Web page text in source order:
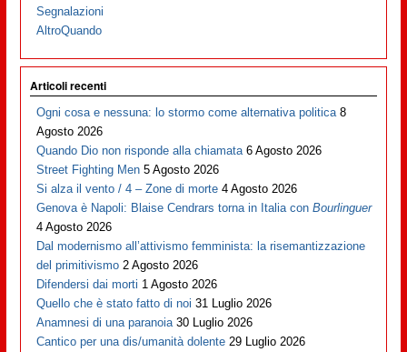
Segnalazioni
AltroQuando
Articoli recenti
Ogni cosa e nessuna: lo stormo come alternativa politica 8
Agosto 2026
Quando Dio non risponde alla chiamata 6 Agosto 2026
Street Fighting Men 5 Agosto 2026
Si alza il vento / 4 – Zone di morte 4 Agosto 2026
Genova è Napoli: Blaise Cendrars torna in Italia conBourlinguer
4 Agosto 2026
Dal modernismo all’attivismo femminista: la risemantizzazione
del primitivismo 2 Agosto 2026
Difendersi dai morti 1 Agosto 2026
Quello che è stato fatto di noi 31 Luglio 2026
Anamnesi di una paranoia 30 Luglio 2026
Cantico per una dis/umanità dolente 29 Luglio 2026